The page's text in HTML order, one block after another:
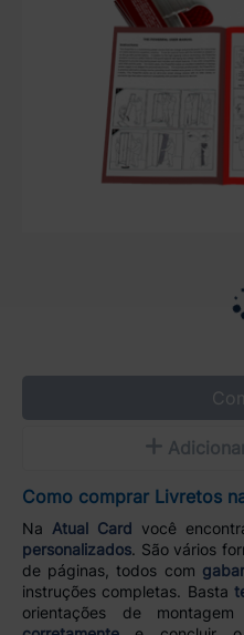
Como comprar Livretos
Na Atual Card você
personalizados. São vários
de páginas, todos com
instruções completas. Basta
orientações de